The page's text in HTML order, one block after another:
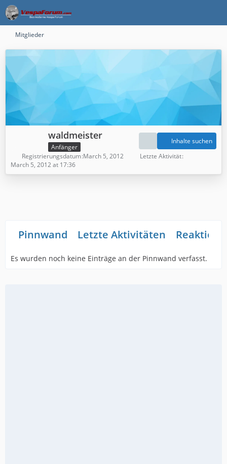
Mitglieder
waldmeister
Anfänger
Inhalte suchen
Registrierungsdatum March 5, 2012
Letzte Aktivität
March 5, 2012 at 17:36
Pinnwand Letzte Aktivitäten
Es wurden noch keine Einträge an der Pinnwand verfasst.